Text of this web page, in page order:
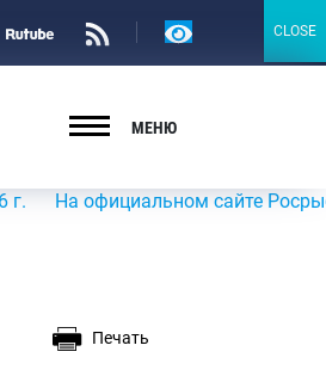
Версия
МЕНЮ
официальном сайте
Печать
CLOSE
CLOSE